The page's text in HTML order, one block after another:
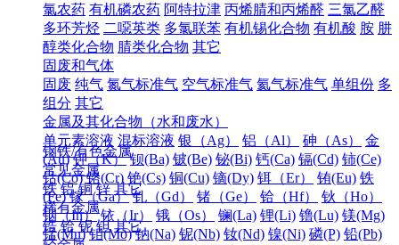
氯农药 有机磷农药 阿特拉津 丙烯腈和丙烯醛 三氯乙醛
多环芳烃 二噁英类 多氯联苯 有机锡化合物 有机酸 胺 肼
醇类化合物 腈类化合物 其它
固废和气体
固废 纯气 氮气标准气 空气标准气 氦气标准气 单组份 多
组分 其它
金属及其化合物（水和废水）
单元素溶液 混标溶液 银（Ag） 铝（Al） 砷（As）
金
(Au) 钾（K） 钡(Ba) 铍(Be) 铋(Bi) 钙(Ca) 镉(Cd) 铈(Ce)
钴(Co) 铬(Cr) 铯(Cs) 铜(Cu) 镝(Dy) 铒（Er） 铕(Eu) 铁
(Fe) 镓（Ga） 钆（Gd） 锗（Ge） 铪（Hf）
钬（Ho）
铟（In） 铱（Ir） 锇（Os） 镧(La) 锂(Li) 镥(Lu) 镁(Mg)
锰(Mn) 钼(Mo) 钠(Na) 铌(Nb) 钕(Nd) 镍(Ni) 磷(P) 铅(Pb)
钢铁/有色金属
常见金属
铁 铝 铜 锌 其它
稀有金属
锆 铪 铌 钽 其它